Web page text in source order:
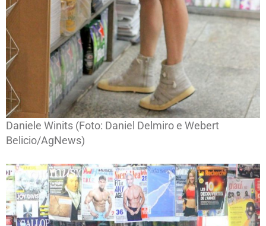
Daniele Winits (Foto: Daniel Delmiro e Webert
Belicio/AgNews)